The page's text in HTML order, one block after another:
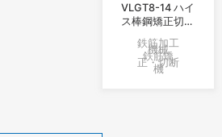
VLGT8-14 ハイ
ス棒鋼矯正切断
鉄筋加工
機械
鉄筋矯
正・切断
機